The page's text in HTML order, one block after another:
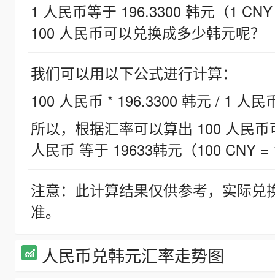
1 人民币等于 196.3300 韩元（1
100 人民币可以兑换成多少韩元呢？
我们可以用以下公式进行计算：
100 人民币 * 196.3300 韩元 / 1 人民
所以，根据汇率可以算出 100 人民
人民币 等于 19633韩元（100 CNY =
注意：此计算结果仅供参考，实际
准。
人民币兑韩元汇率走势图